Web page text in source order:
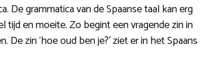
De grammatica van de Spaanse taal kan erg
tijd en moeite. Zo begint een vragende zin in
zin ‘hoe oud ben je?’ ziet er in het Spaans